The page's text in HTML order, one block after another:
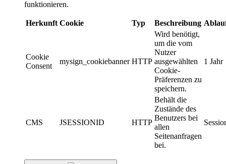
funktionieren.
Herkunft Cookie Typ Beschreibung
Cookie
Consent
mysign_cookiebanner HTTP
Wird benötigt,
um die vom
Nutzer
ausgewählten
Cookie-
Präferenzen zu
speichern.
1 Jahr
CMS JSESSIONID HTTP
Behält die
Zustände des
Benutzers bei
allen
Seitenanfragen
bei.